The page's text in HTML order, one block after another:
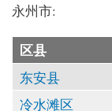
永州市:
区县
东安县
冷水滩区